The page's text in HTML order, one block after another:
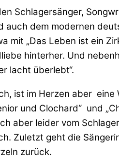
Schlagersänger,
dem modernen
mit „Das Leben ist ein
hinterher. Und
lacht überlebt“.
ist im Herzen aber
und Clochard“ und
aber leider vom
Zuletzt geht die
zurück.